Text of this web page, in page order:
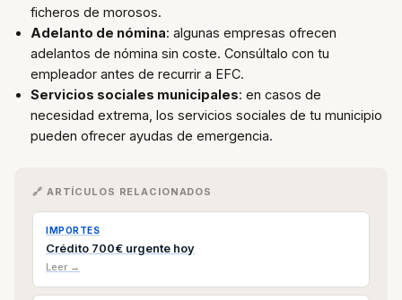
ficheros de morosos.
Adelanto de nómina: algunas empresas ofrecen
adelantos de nómina sin coste. Consúltalo con tu
empleador antes de recurrir a EFC.
Servicios sociales municipales: en casos de
necesidad extrema, los servicios sociales de tu municipio
pueden ofrecer ayudas de emergencia.
🔗 ARTÍCULOS RELACIONADOS
IMPORTES
Crédito 700€ urgente hoy
Leer →